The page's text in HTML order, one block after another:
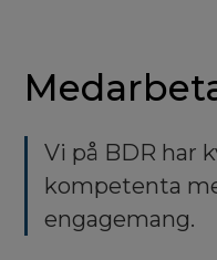
Vi på BDR har
kompetenta
engagemang.